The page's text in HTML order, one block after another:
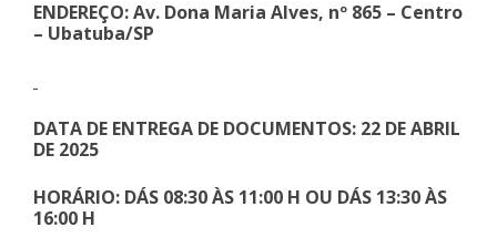
ENDEREÇO: Av. Dona Maria Alves, nº 865 – Centro
– Ubatuba/SP
DATA DE ENTREGA DE DOCUMENTOS: 22 DE ABRIL
DE 2025
HORÁRIO: DÁS 08:30 ÀS 11:00 H OU DÁS 13:30 ÀS
16:00 H